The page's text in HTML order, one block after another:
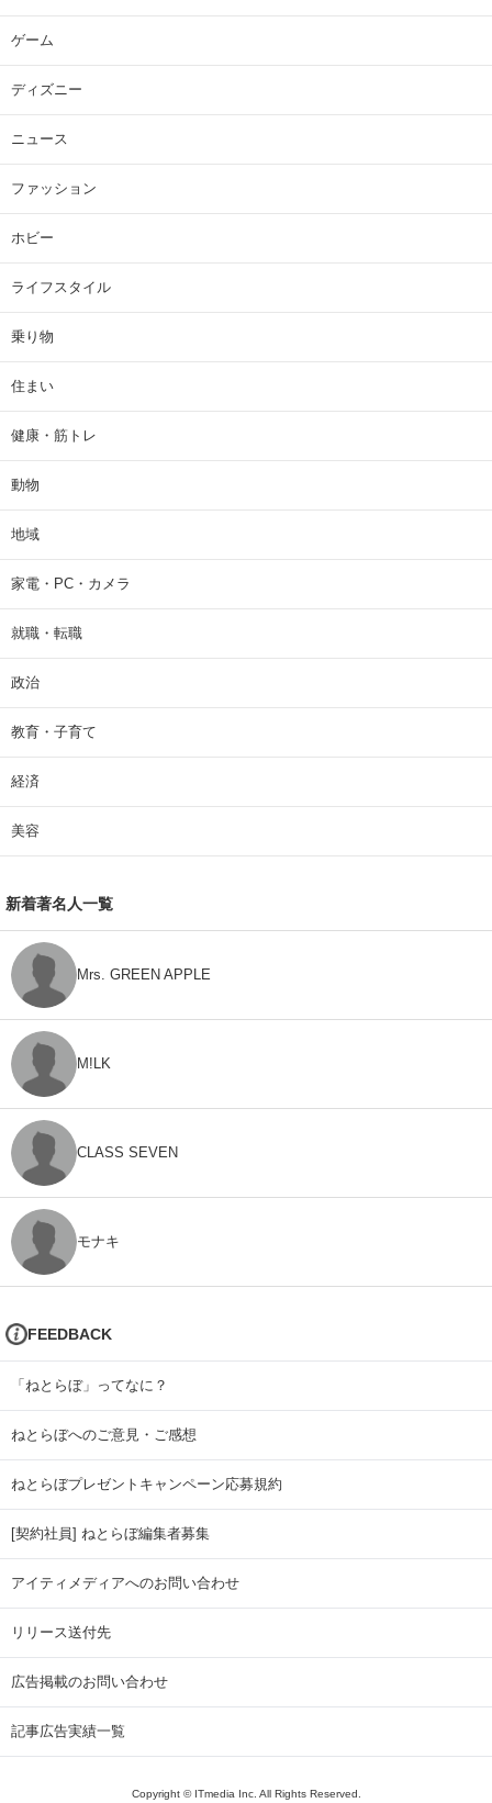
ゲーム
ディズニー
ニュース
ファッション
ホビー
ライフスタイル
乗り物
住まい
健康・筋トレ
動物
地域
家電・PC・カメラ
就職・転職
政治
教育・子育て
経済
美容
新着著名人一覧
Mrs. GREEN APPLE
M!LK
CLASS SEVEN
モナキ
FEEDBACK
「ねとらぼ」ってなに？
ねとらぼへのご意見・ご感想
ねとらぼプレゼントキャンペーン応募規約
[契約社員] ねとらぼ編集者募集
アイティメディアへのお問い合わせ
リリース送付先
広告掲載のお問い合わせ
記事広告実績一覧
Copyright © ITmedia Inc. All Rights Reserved.